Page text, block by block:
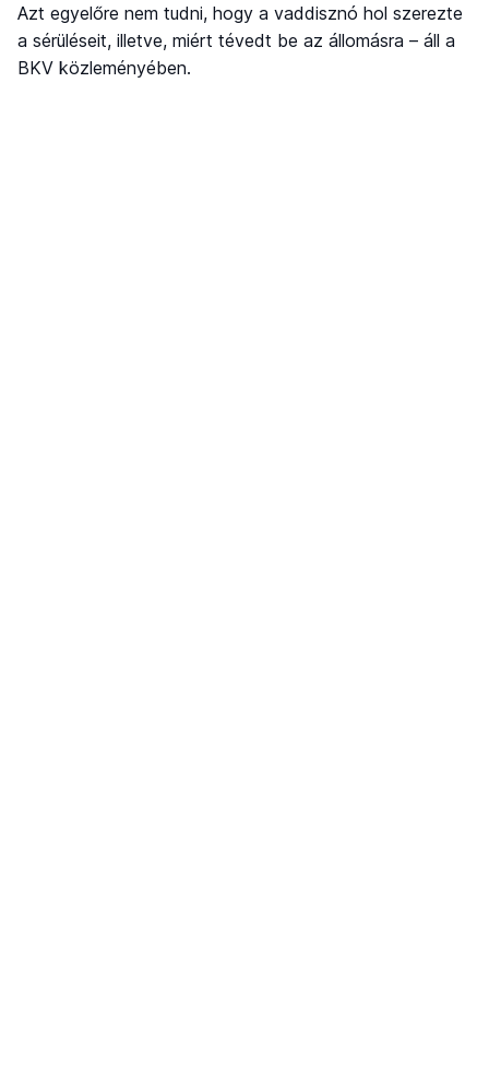
Azt egyelőre nem tudni, hogy a vaddisznó hol szerezte
a sérüléseit, illetve, miért tévedt be az állomásra – áll a
BKV közleményében.